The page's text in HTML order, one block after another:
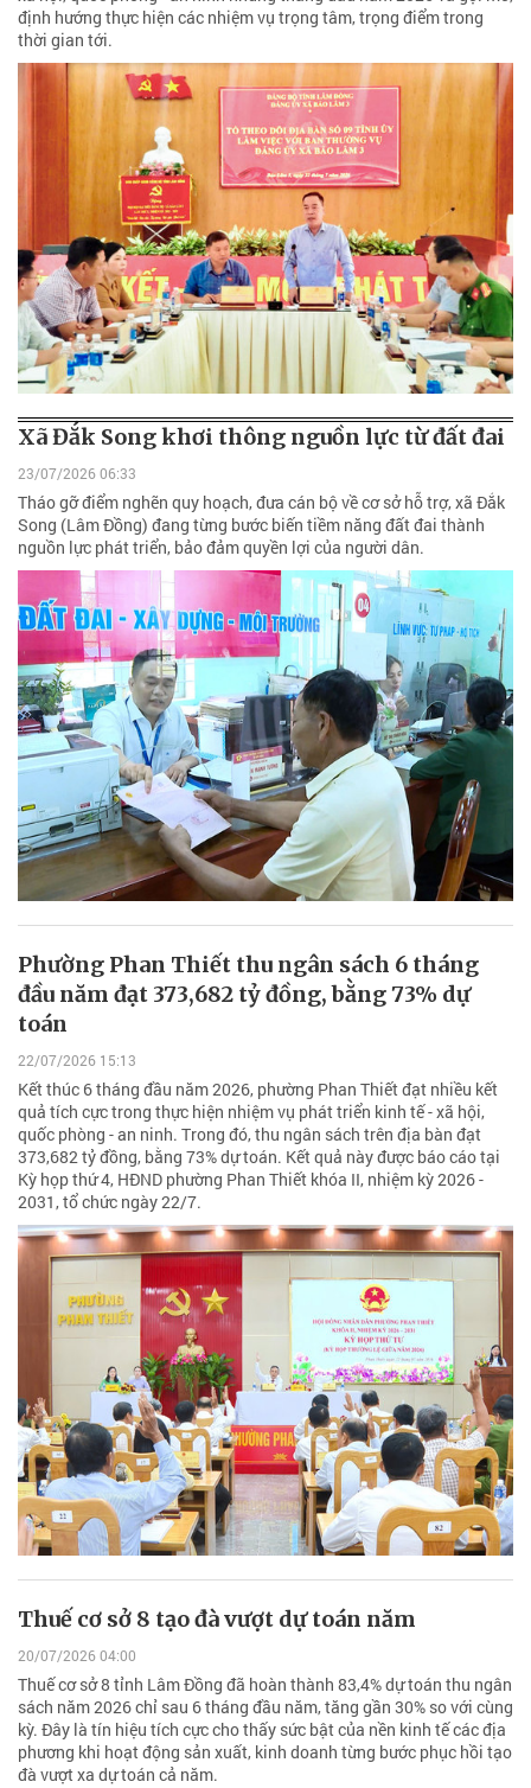
định hướng thực hiện các nhiệm vụ trọng tâm, trọng điểm trong
thời gian tới.
Xã Đắk Song khơi thông nguồn lực từ đất đai
23/07/2026 06:33
Tháo gỡ điểm nghẽn quy hoạch, đưa cán bộ về cơ sở hỗ trợ, xã Đắk
Song (Lâm Đồng) đang từng bước biến tiềm năng đất đai thành
nguồn lực phát triển, bảo đảm quyền lợi của người dân.
Phường Phan Thiết thu ngân sách 6 tháng
đầu năm đạt 373,682 tỷ đồng, bằng 73% dự
toán
22/07/2026 15:13
Kết thúc 6 tháng đầu năm 2026, phường Phan Thiết đạt nhiều kết
quả tích cực trong thực hiện nhiệm vụ phát triển kinh tế - xã hội,
quốc phòng - an ninh. Trong đó, thu ngân sách trên địa bàn đạt
373,682 tỷ đồng, bằng 73% dự toán. Kết quả này được báo cáo tại
Kỳ họp thứ 4, HĐND phường Phan Thiết khóa II, nhiệm kỳ 2026 -
2031, tổ chức ngày 22/7.
Thuế cơ sở 8 tạo đà vượt dự toán năm
20/07/2026 04:00
Thuế cơ sở 8 tỉnh Lâm Đồng đã hoàn thành 83,4% dự toán thu ngân
sách năm 2026 chỉ sau 6 tháng đầu năm, tăng gần 30% so với cùng
kỳ. Đây là tín hiệu tích cực cho thấy sức bật của nền kinh tế các địa
phương khi hoạt động sản xuất, kinh doanh từng bước phục hồi tạo
đà vượt xa dự toán cả năm.